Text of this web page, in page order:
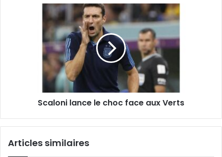
Scaloni lance le choc face aux Verts
Articles similaires